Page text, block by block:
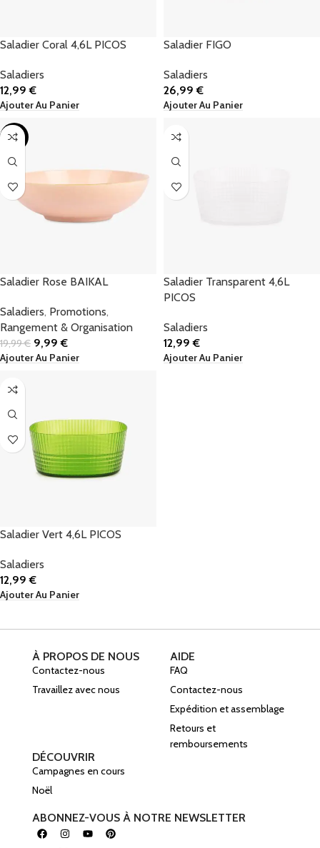
Saladier Coral 4,6L PICOS
Saladiers
12,99€
Ajouter Au Panier
Saladier FIGO
Saladiers
26,99€
Ajouter Au Panier
-50%
Saladier Rose BAIKAL
Saladiers, Promotions,
Rangement & Organisation
19,99€ 9,99€
Ajouter Au Panier
Saladier Transparent 4,6L
PICOS
Saladiers
12,99€
Ajouter Au Panier
Saladier Vert 4,6L PICOS
Saladiers
12,99€
Ajouter Au Panier
À PROPOS DE NOUS
Contactez-nous
Travaillez avec nous
AIDE
FAQ
Contactez-nous
Expédition et assemblage
Retours et
remboursements
DÉCOUVRIR
Campagnes en cours
Noël
ABONNEZ-VOUS À NOTRE NEWSLETTER